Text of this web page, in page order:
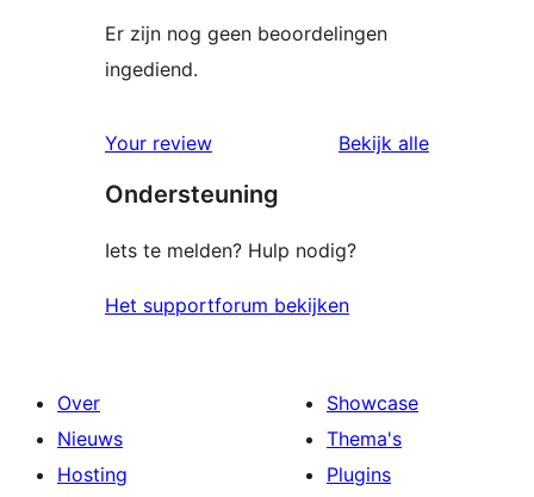
Er zijn nog geen beoordelingen
ingediend.
Your review Bekijk alle
Ondersteuning
Iets te melden? Hulp nodig?
Het supportforum bekijken
Over
Nieuws
Hosting
Showcase
Thema's
Plugins